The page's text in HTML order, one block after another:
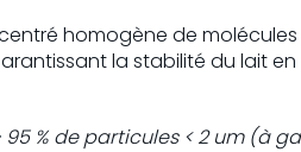
homogène de
la stabilité du lait
% de particules < 2 um (à